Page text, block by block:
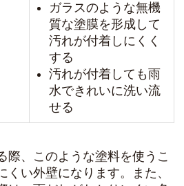
ガラスのような無機
質な塗膜を形成して
汚れが付着しにくく
する
汚れが付着しても雨
水できれいに洗い流
せる
際、このような塗料を使うこ
くい外壁になります。また、